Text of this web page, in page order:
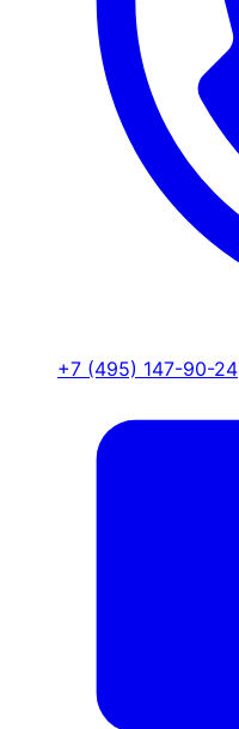
+7 (495) 147-90-24